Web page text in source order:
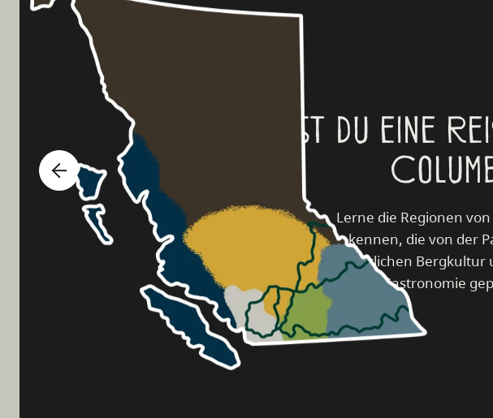
Planst du eine
Lerne die Regionen
kennen, die von der
herzlichen Bergkultur
Gastronomie